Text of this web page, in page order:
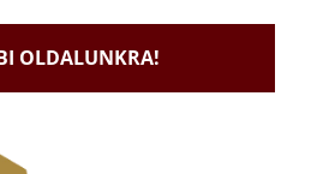
OLDALUNKRA!